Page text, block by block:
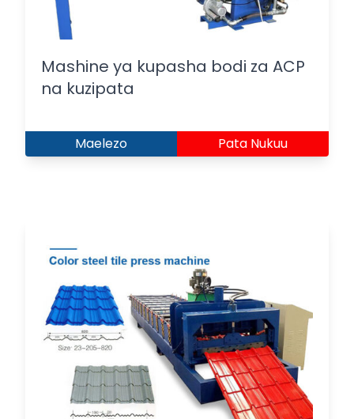
Mashine ya kupasha bodi za ACP
na kuzipata
Maelezo Pata Nukuu